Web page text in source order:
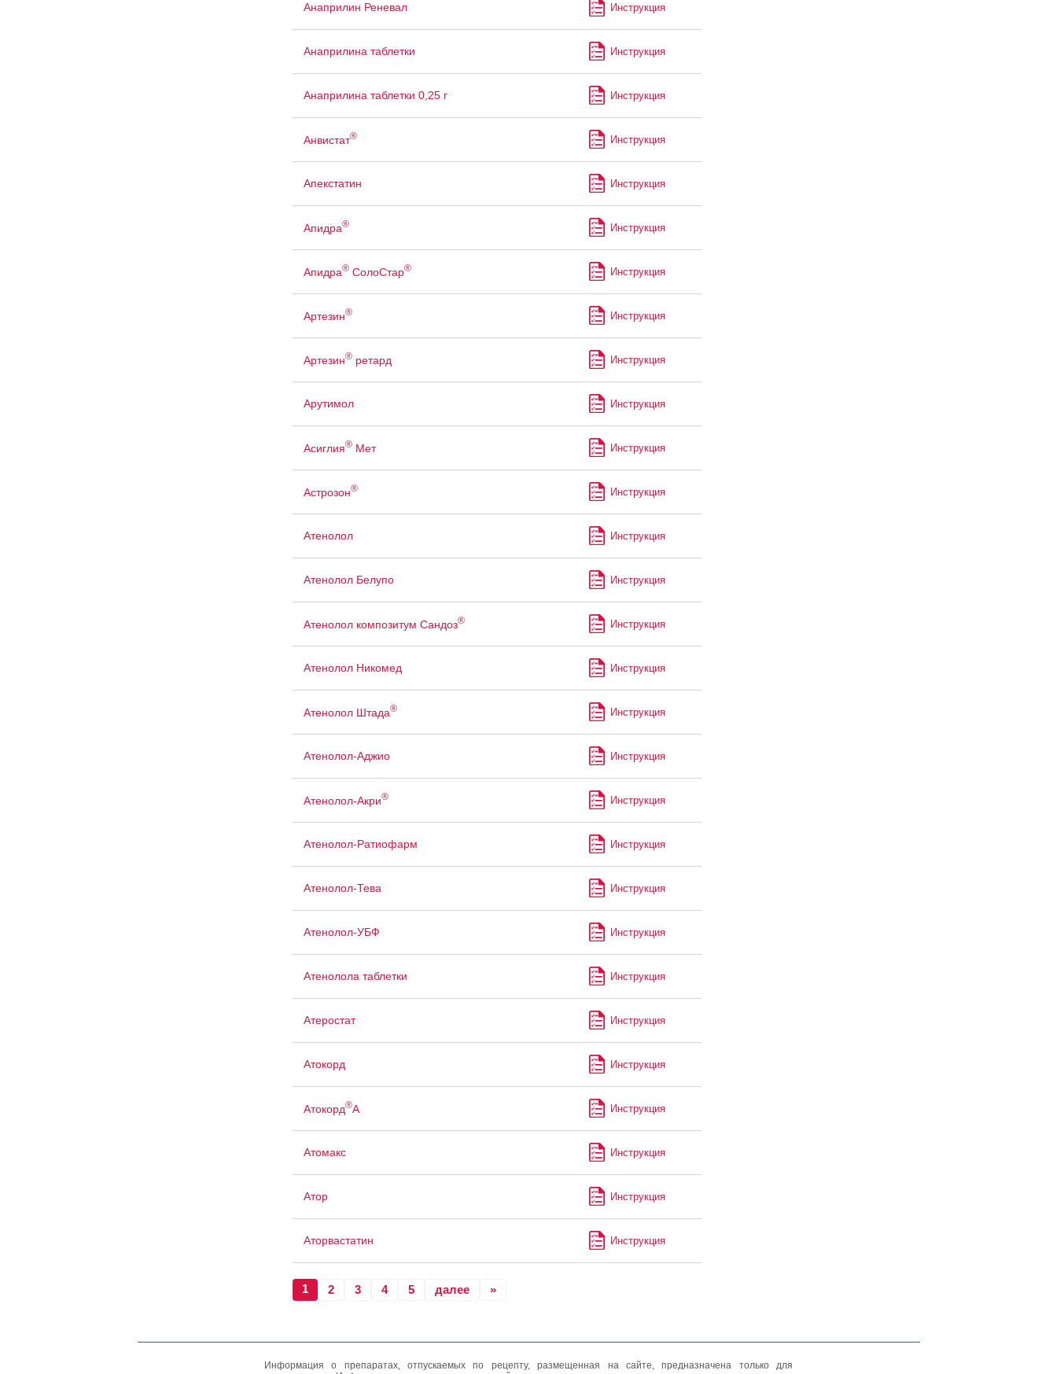
Анаприлин Реневал Инструкция
Анаприлина таблетки Инструкция
Анаприлина таблетки 0,25 г Инструкция
Анвистат® Инструкция
Апекстатин Инструкция
Апидра® Инструкция
Апидра®СолоСтар® Инструкция
Артезин® Инструкция
Артезин®ретард Инструкция
Арутимол Инструкция
Асиглия®Мет Инструкция
Астрозон® Инструкция
Атенолол Инструкция
Атенолол Белупо Инструкция
Атенолол композитум Сандоз® Инструкция
Атенолол Никомед Инструкция
Атенолол Штада® Инструкция
Атенолол-Аджио Инструкция
Атенолол-Акри® Инструкция
Атенолол-Ратиофарм Инструкция
Атенолол-Тева Инструкция
Атенолол-УБФ Инструкция
Атенолола таблетки Инструкция
Атеростат Инструкция
Атокорд Инструкция
Атокорд®А Инструкция
Атомакс Инструкция
Атор Инструкция
Аторвастатин Инструкция
1 2 3 4 5 далее »
Информация о препаратах, отпускаемых по рецепту, размещенная на сайте, предназначена только для